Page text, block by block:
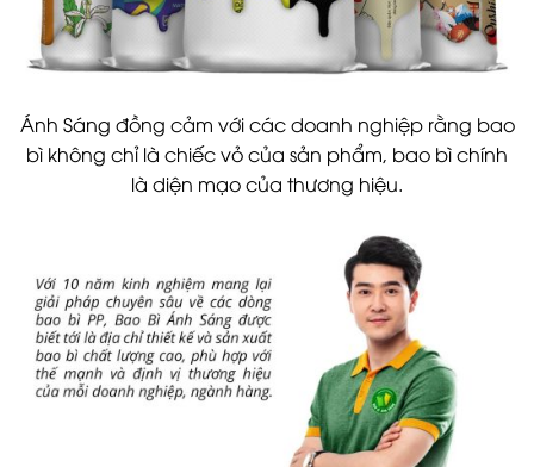
Ánh Sáng đồng cảm với các doanh nghiệp rằng bao
bì không chỉ là chiếc vỏ của sản phẩm, bao bì chính
là diện mạo của thương hiệu.